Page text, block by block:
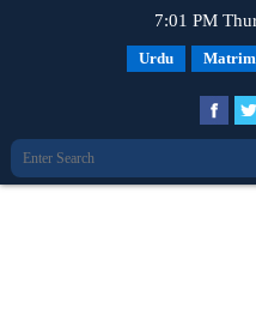
7:01 PM
Urdu